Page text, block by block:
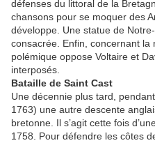
défenses du littoral de la
chansons pour se moquer des
développe. Une statue de
consacrée. Enfin, concernant la
polémique oppose Voltaire et
interposés.
Bataille de Saint Cast
Une décennie plus tard,
1763) une autre descente
bretonne. Il s’agit cette fois
1758. Pour défendre les côtes